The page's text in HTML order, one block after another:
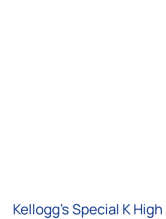
Kellogg’s Special K